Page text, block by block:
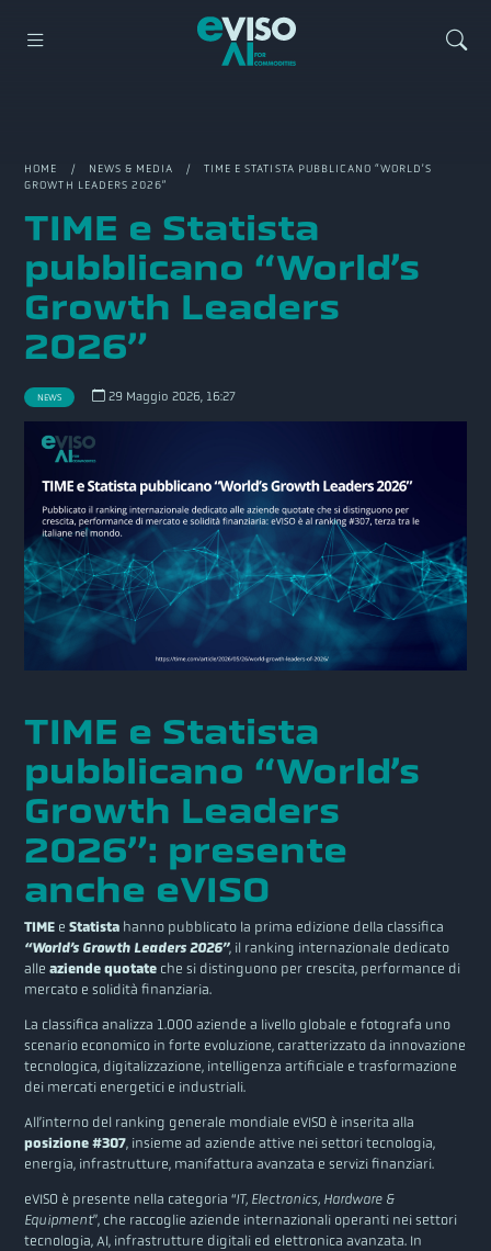
HOME / NEWS & MEDIA / TIME E STATISTA PUBBLICANO “WORLD’S
GROWTH LEADERS 2026”
TIME e Statista
pubblicano “World’s
Growth Leaders
2026”
NEWS 29 Maggio 2026, 16:27
TIME e Statista
pubblicano “World’s
Growth Leaders
2026”: presente
anche eVISO
TIME eStatista hanno pubblicato la prima edizione della classifica
“World’s Growth Leaders 2026”, il ranking internazionale dedicato
alleaziende quotate che si distinguono per crescita, performance di
mercato e solidità finanziaria.
La classifica analizza 1.000 aziende a livello globale e fotografa uno
scenario economico in forte evoluzione, caratterizzato da innovazione
tecnologica, digitalizzazione, intelligenza artificiale e trasformazione
dei mercati energetici e industriali.
All’interno del ranking generale mondiale eVISO è inserita alla
posizione #307, insieme ad aziende attive nei settori tecnologia,
energia, infrastrutture, manifattura avanzata e servizi finanziari.
eVISO è presente nella categoria “IT, Electronics, Hardware &
Equipment”, che raccoglie aziende internazionali operanti nei settori
tecnologia, AI, infrastrutture digitali ed elettronica avanzata. In